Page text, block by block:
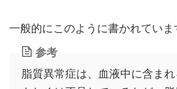
一般的にこのように書かれていま
参考
脂質異常症は、血液中に含まれ